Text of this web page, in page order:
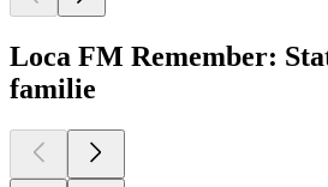
Loca FM Remember:
familie